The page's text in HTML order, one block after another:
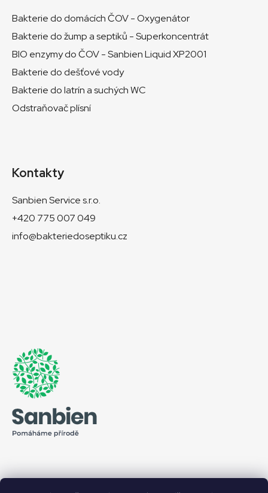
Bakterie do domácích ČOV - Oxygenátor
Bakterie do žump a septiků - Superkoncentrát
BIO enzymy do ČOV - Sanbien Liquid XP2001
Bakterie do dešťové vody
Bakterie do latrín a suchých WC
Odstraňovač plísní
Kontakty
Sanbien Service s.r.o.
+420 775 007 049
info@bakteriedoseptiku.cz